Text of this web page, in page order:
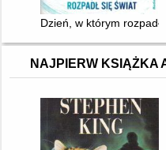
Dzień, w którym rozpadł
NAJPIERW KSIĄŻKA